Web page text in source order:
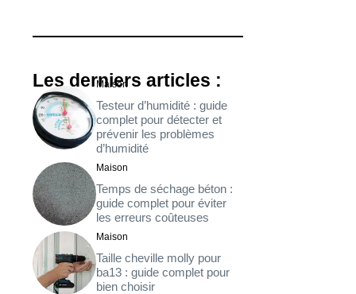
Les derniers articles :
Maison
Testeur d’humidité : guide
complet pour détecter et
prévenir les problèmes
d’humidité
Maison
Temps de séchage béton :
guide complet pour éviter
les erreurs coûteuses
Maison
Taille cheville molly pour
ba13 : guide complet pour
bien choisir